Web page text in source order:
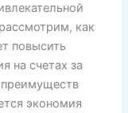
как
повысить
на счетах за
экономия